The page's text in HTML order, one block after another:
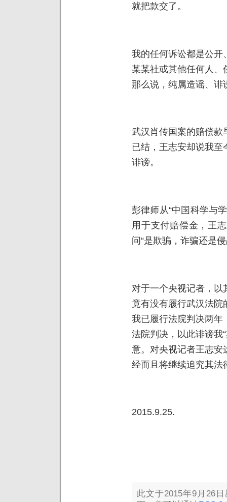
就把款交了。
我的任何诉讼都是公开
某某社或其他任何人
那么说，纯属造谣、诽
武汉肖传国案的赔偿款
已结，王志安却说我
诽谤。
彭律师从“中国科学与
用于支付赔偿金，王
问“是欺骗，诈骗还是
对于一个央视记者，
竟有没有履行武汉法
我已履行法院判决两年
法院判决，以此诽谤我
意。对央视记者王志安
经而且将继续追究其法
2015.9.25.
此文于2015年9月26